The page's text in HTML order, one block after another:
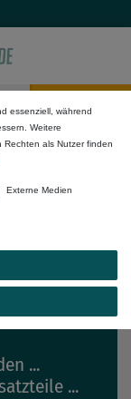
×
of type
...
...
essenziell, während
Weitere
als Nutzer finden
Externe Medien